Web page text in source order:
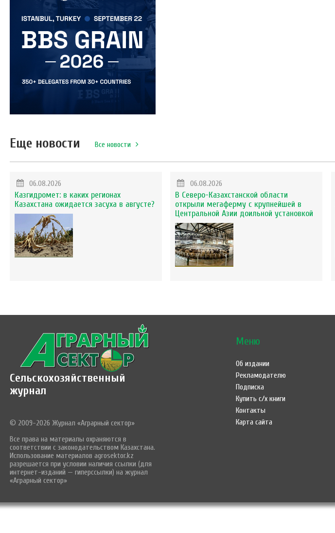
Еще новости Все новости
06.08.2026
Казгидромет: в каких регионах
Казахстана ожидается засуха в августе?
06.08.2026
В Северо-Казахстанской области
открыли мегаферму с крупнейшей в
Центральной Азии доильной установкой
Сельскохозяйственный
журнал
© 2009-2026 Журнал «Аграрный сектор»
Все права на материалы охраняются в
соответствии с законодательством Казахстана.
Использование материалов agrosektor.kz
разрешается при условии наличия ссылки (для
интернет-изданий — гиперссылки) на журнал
«Аграрный сектор»
Меню
Об издании
Рекламодателю
Подписка
Купить с/х книги
Контакты
Карта сайта